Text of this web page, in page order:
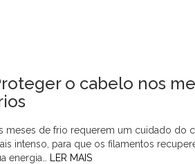
o cabelo nos
meses de frio requerem um cuidado do
intenso, para que os filamentos
energia…
LER MAIS